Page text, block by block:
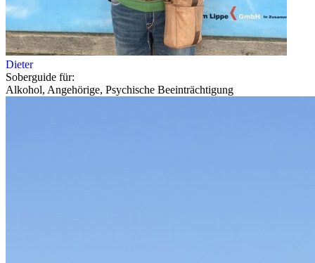
Dieter
Soberguide für:
Alkohol, Angehörige, Psychische Beeinträchtigung